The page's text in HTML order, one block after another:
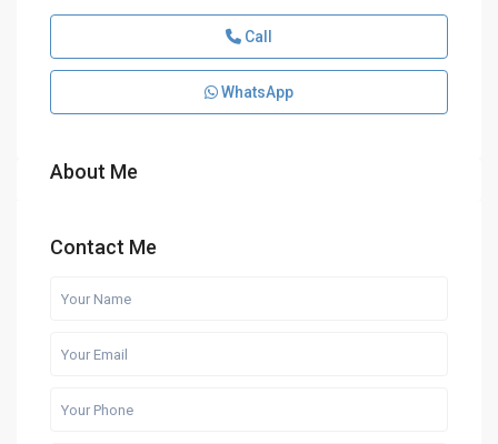
Call
WhatsApp
About Me
Contact Me